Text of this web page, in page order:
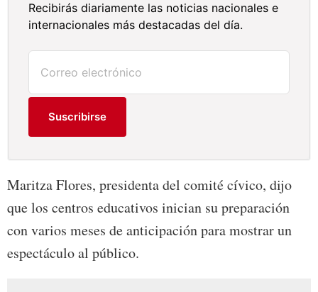
Recibirás diariamente las noticias nacionales e
internacionales más destacadas del día.
Suscribirse
Maritza Flores, presidenta del comité cívico, dijo
que los centros educativos inician su preparación
con varios meses de anticipación para mostrar un
espectáculo al público.